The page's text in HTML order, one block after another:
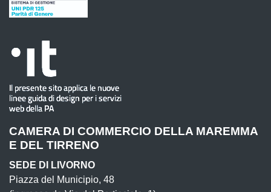
CAMERA DI COMMERCIO DELLA MAREMMA
E DEL TIRRENO
SEDE DI LIVORNO
Piazza del Municipio, 48